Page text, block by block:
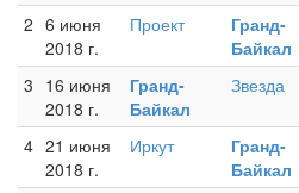
2 6 июня
2018 г.
Проект
Гранд-
Байкал
3 16 июня
2018 г.
Гранд-
Байкал
Звезда
4 21 июня
2018 г.
Иркут
Гранд-
Байкал